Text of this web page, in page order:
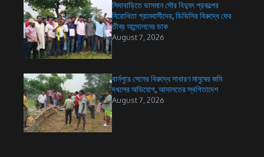
সিদাবাড়িতে ভাসমান সৌর বিদ্যুৎ প্রকল্পের
বিরোধিতা গ্রামবাসীদের, ডিভিসির বিরুদ্ধে ফের
তীব্র আন্দোলনের ডাক
August 7, 2026
বার্নপুরে সেলের বিরুদ্ধে সাধারণ মানুষের জমি
দখলের অভিযোগ, আদালতের স্থগিতাদেশ
August 7, 2026